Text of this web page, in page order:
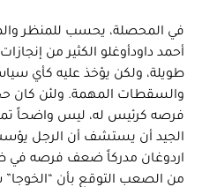
في المحصلة، يحسب للمنظر
أحمد داودأوغلو الكثير من
طويلة، ولكن يؤخذ عليه كأي
والسقطات المهمة. ولئن كان
فرصه كرئيس له، ليس واضحاً
الجيد أن يستشف أن الرجل
اردوغان مدركاً ضعف فرصه في
من الصعب التوقع بأن